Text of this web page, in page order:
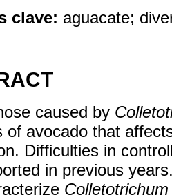
clave: aguacate;
caused by
of avocado that
Difficulties in
in previous
Colletotrichum